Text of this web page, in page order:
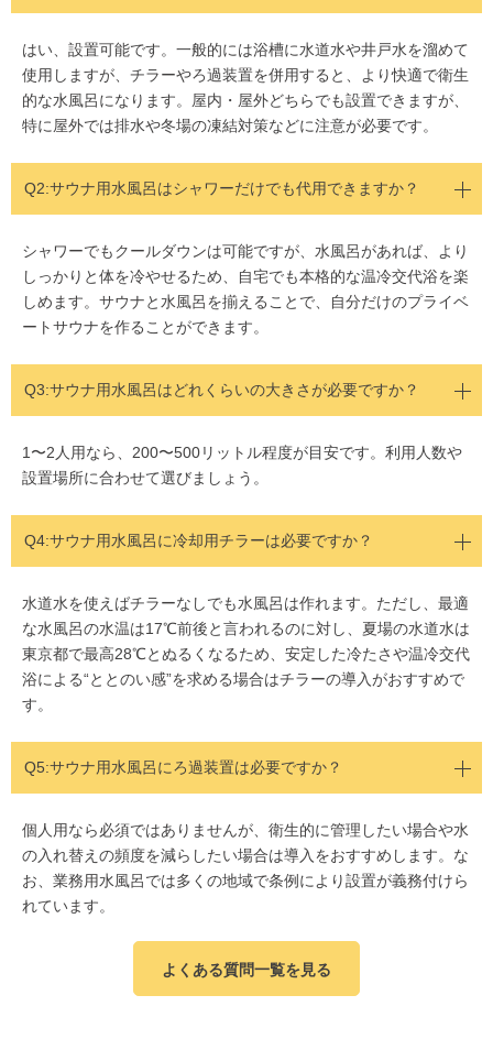
はい、設置可能です。一般的には浴槽に水道水や井戸水を溜めて
使用しますが、チラーやろ過装置を併用すると、より快適で衛生
的な水風呂になります。屋内・屋外どちらでも設置できますが、
特に屋外では排水や冬場の凍結対策などに注意が必要です。
Q2:サウナ用水風呂はシャワーだけでも代用できますか？
シャワーでもクールダウンは可能ですが、水風呂があれば、より
しっかりと体を冷やせるため、自宅でも本格的な温冷交代浴を楽
しめます。サウナと水風呂を揃えることで、自分だけのプライベ
ートサウナを作ることができます。
Q3:サウナ用水風呂はどれくらいの大きさが必要ですか？
1〜2人用なら、200〜500リットル程度が目安です。利用人数や
設置場所に合わせて選びましょう。
Q4:サウナ用水風呂に冷却用チラーは必要ですか？
水道水を使えばチラーなしでも水風呂は作れます。ただし、最適
な水風呂の水温は17℃前後と言われるのに対し、夏場の水道水は
東京都で最高28℃とぬるくなるため、安定した冷たさや温冷交代
浴による“ととのい感”を求める場合はチラーの導入がおすすめで
す。
Q5:サウナ用水風呂にろ過装置は必要ですか？
個人用なら必須ではありませんが、衛生的に管理したい場合や水
の入れ替えの頻度を減らしたい場合は導入をおすすめします。な
お、業務用水風呂では多くの地域で条例により設置が義務付けら
れています。
よくある質問一覧を見る